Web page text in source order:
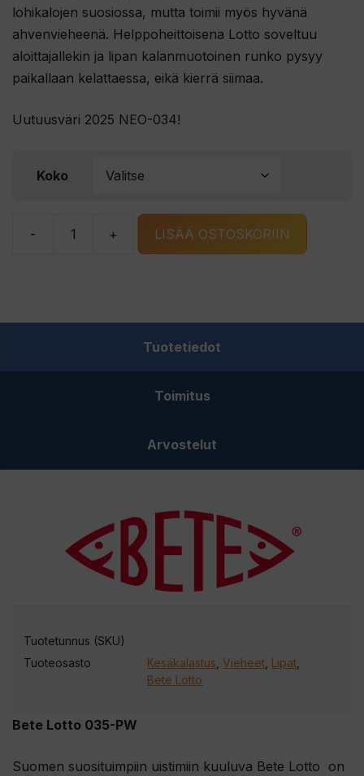
lohikalojen suosiossa, mutta toimii myös hyvänä
ahvenvieheenä. Helppoheittoisena Lotto soveltuu
aloittajallekin ja lipan kalanmuotoinen runko pysyy
paikallaan kelattaessa, eikä kierrä siimaa.
Uutuusväri 2025 NEO-034!
Koko
-
Bete
+ LISÄÄ OSTOSKORIIN
Tuotetiedot
Toimitus
Arvostelut
Bete Lotto 035-PW
Suomen suosituimpiin uistimiin kuuluva Bete Lotto on
Tuotetunnus (SKU)
Tuoteosasto
Kesäkalastus,Vieheet, Lipat,
Bete Lotto